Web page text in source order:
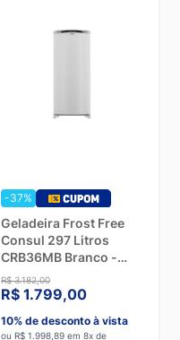
-37%
Geladeira Frost Free
Consul 297 Litros
CRB36MB Branco -
110V
R$ 3.182,00
R$ 1.799,00
10% de desconto à vista
ou R$ 1.998,89 em 8x de